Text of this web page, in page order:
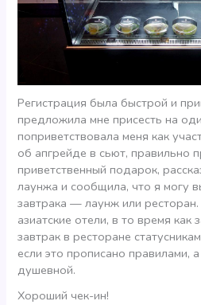
Регистрация была быстрой и
предложила мне присесть на
поприветствовала меня как
об апгрейде в сьют, правильно
приветственный подарок,
лаунжа и сообщила, что я могу
завтрака — лаунж или
азиатские отели, в то время как
завтрак в ресторане
если это прописано правилами,
душевной.
Хороший чек-ин!